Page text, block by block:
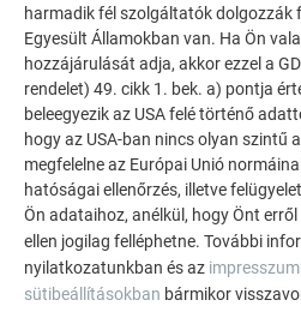
Rögzítés
Classic
harmadik fél szolgáltatók dolgozzák
Egyesült Államokban van. Ha Ön
hozzájárulását adja, akkor ezzel a
rendelet) 49. cikk 1. bek. a) pontja
beleegyezik az USA felé történő
hogy az USA-ban nincs olyan szintű
megfelelne az Európai Unió
hatóságai ellenőrzés, illetve
Ön adataihoz, anélkül, hogy Önt
ellen jogilag felléphetne. További
nyilatkozatunkban és az
sütibeállításokban bármikor